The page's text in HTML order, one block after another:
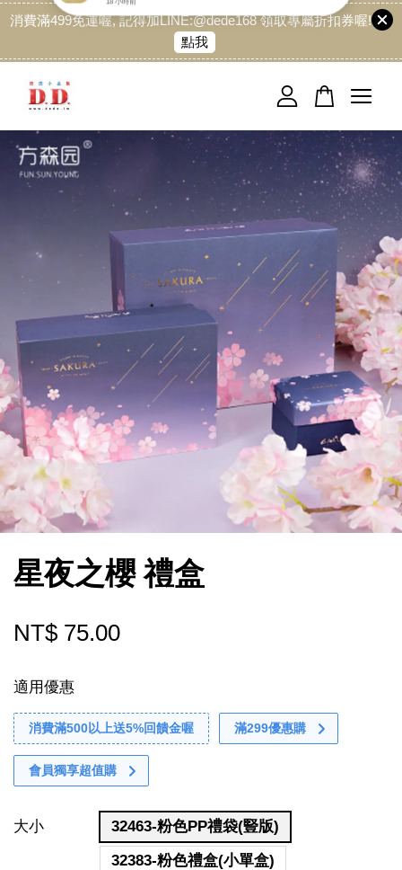
消費滿499免運喔, 記得加LINE:@dede168 領取專屬折扣券喔!
點我
星夜之櫻 禮盒
NT$ 75.00
適用優惠
消費滿500以上送5%回饋金喔 滿299優惠購
會員獨享超值購
大小
32463-粉色PP禮袋(豎版)
32383-粉色禮盒(小單盒)
您的購物車目前還是空的。
繼續購物